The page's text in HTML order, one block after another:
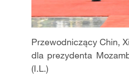
Przewodniczący Chin,
dla prezydenta
(I.L.)